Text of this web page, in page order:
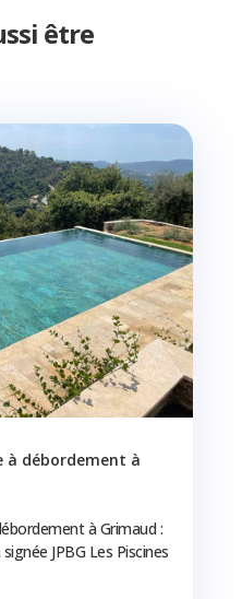
être
à débordement à
à Grimaud :
JPBG Les Piscines